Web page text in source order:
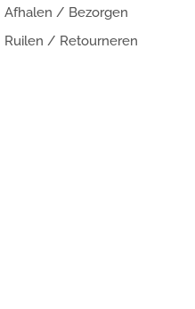
Afhalen / Bezorgen
Ruilen / Retourneren